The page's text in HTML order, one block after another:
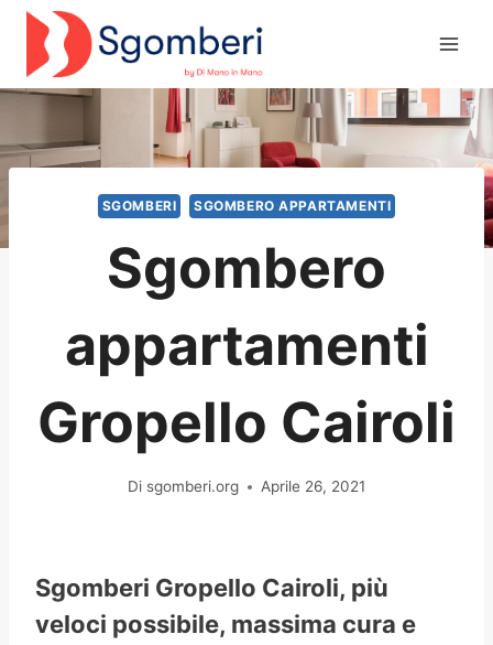
Salta
contenuto
SGOMBERI SGOMBERO APPARTAMENTI
Sgombero
appartamenti
Gropello Cairoli
Di sgomberi.org Aprile 26, 2021
Sgomberi Gropello Cairoli, più
veloci possibile, massima cura e